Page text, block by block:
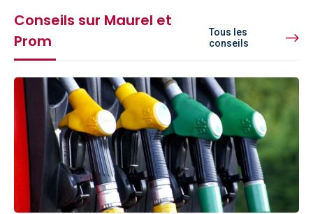
Conseils sur Maurel et
Prom
Tous les
conseils